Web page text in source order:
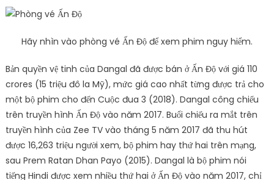
Hãy nhìn vào phòng vé Ấn Độ để xem phim nguy hiểm.
Bản quyền vệ tinh của Dangal đã được bán ở Ấn Độ với giá 110
crores (15 triệu đô la Mỹ), mức giá cao nhất từng được trả cho
một bộ phim cho đến Cuộc đua 3 (2018). Dangal công chiếu
trên truyền hình Ấn Độ vào năm 2017. Buổi chiếu ra mắt trên
truyền hình của Zee TV vào tháng 5 năm 2017 đã thu hút
được 16,263 triệu người xem, bộ phim hay thứ hai trên mạng,
sau Prem Ratan Dhan Payo (2015). Dangal là bộ phim nói
tiếng Hindi được xem nhiều thứ hai ở Ấn Độ vào năm 2017, chỉ